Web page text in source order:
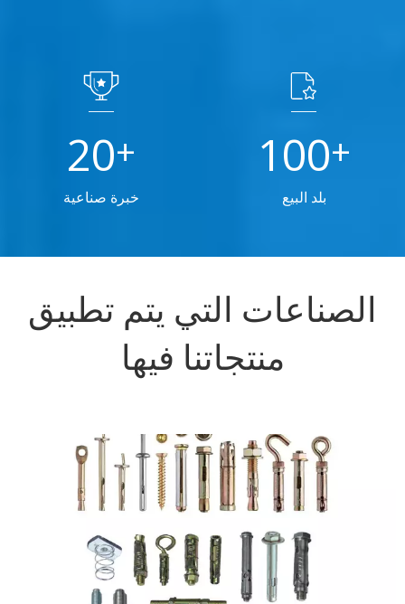
20+
خبرة صناعية
100+
بلد البيع
الصناعات التي يتم تطبيق
منتجاتنا فيها